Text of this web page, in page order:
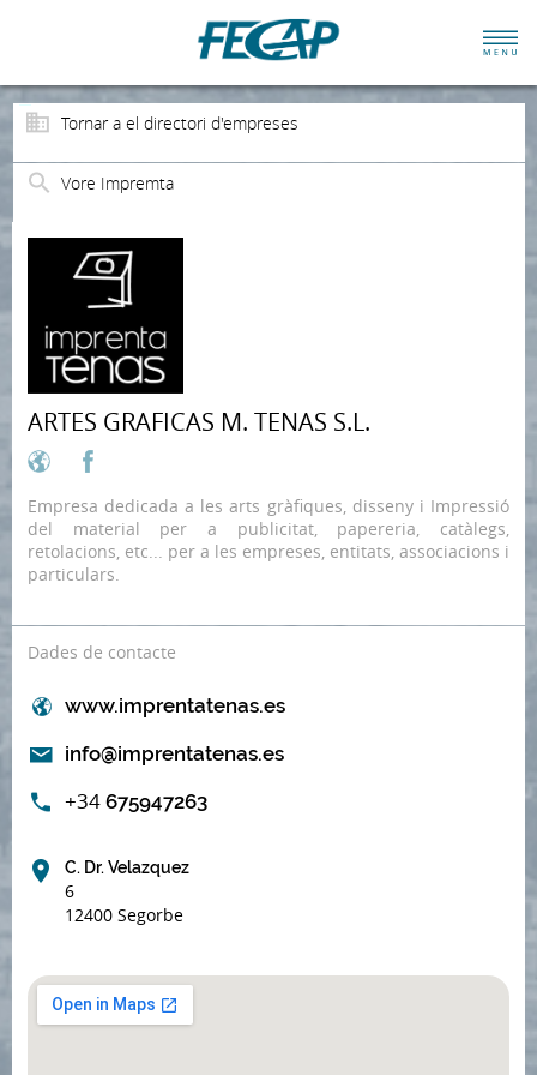
Tornar a el directori d'empreses
Vore Impremta
ARTES GRAFICAS M. TENAS S.L.
Empresa dedicada a les arts gràfiques, disseny i Impressió
del material per a publicitat, papereria, catàlegs,
retolacions, etc... per a les empreses, entitats, associacions i
particulars.
Dades de contacte
www.imprentatenas.es
info@imprentatenas.es
+34 675947263
C. Dr. Velazquez
6
12400 Segorbe